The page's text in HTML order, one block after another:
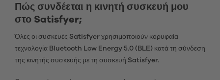
Πώς συνδέεται η κινητή συσκευή μου
στο Satisfyer;
Όλες οι συσκευές Satisfyer χρησιμοποιούν κορυφαία
τεχνολογία Bluetooth Low Energy 5.0 (BLE) κατά τη σύνδεση
της κινητής συσκευής με τη συσκευή Satisfyer.